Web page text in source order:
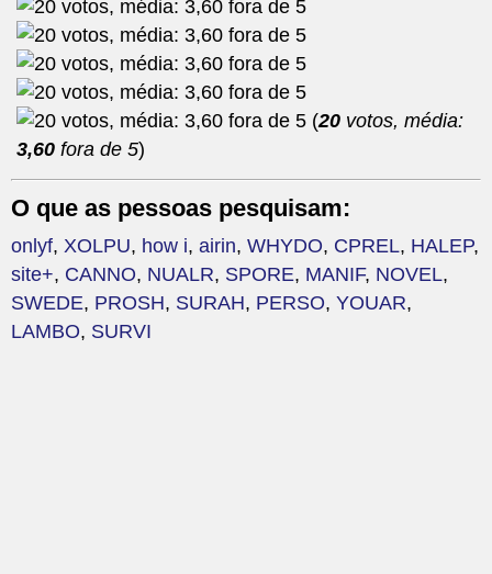
(20 votos, média:
3,60 fora de 5)
O que as pessoas pesquisam:
onlyf, XOLPU, how i, airin, WHYDO, CPREL, HALEP,
site+, CANNO, NUALR, SPORE, MANIF, NOVEL,
SWEDE, PROSH, SURAH, PERSO, YOUAR,
LAMBO, SURVI